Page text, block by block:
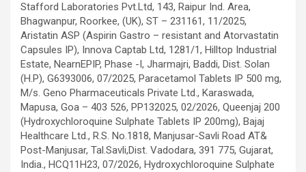
Stafford Laboratories Pvt.Ltd, 143, Raipur Ind. Area,
Bhagwanpur, Roorkee, (UK), ST – 231161, 11/2025,
Aristatin ASP (Aspirin Gastro – resistant and Atorvastatin
Capsules IP), Innova Captab Ltd, 1281/1, Hilltop Industrial
Estate, NearnEPIP, Phase -I, Jharmajri, Baddi, Dist. Solan
(H.P), G6393006, 07/2025, Paracetamol Tablets IP 500 mg,
M/s. Geno Pharmaceuticals Private Ltd., Karaswada,
Mapusa, Goa – 403 526, PP132025, 02/2026, Queenjaj 200
(Hydroxychloroquine Sulphate Tablets IP 200mg), Bajaj
Healthcare Ltd., R.S. No.1818, Manjusar-Savli Road AT&
Post-Manjusar, Tal.Savli,Dist. Vadodara, 391 775, Gujarat,
India., HCQ11H23, 07/2026, Hydroxychloroquine Sulphate